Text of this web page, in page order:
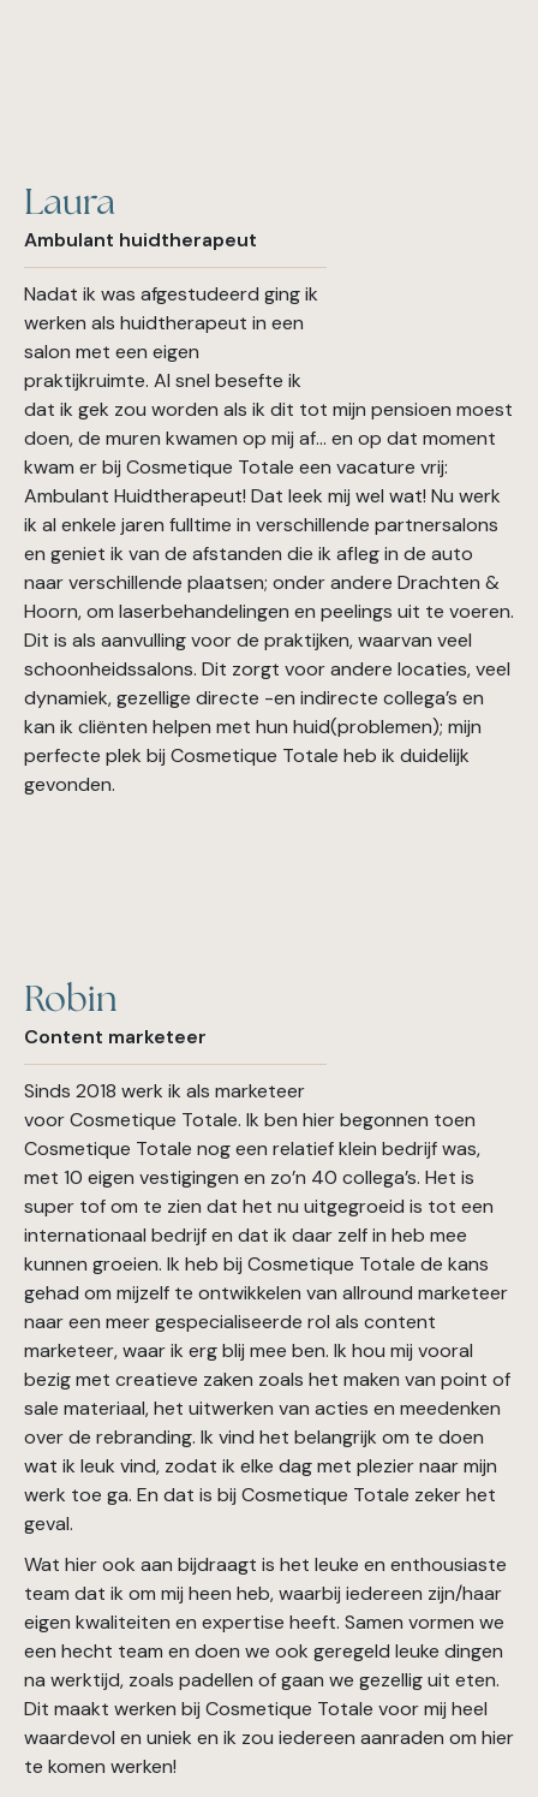
Laura
Ambulant huidtherapeut
Nadat ik was afgestudeerd ging ik
werken als huidtherapeut in een
salon met een eigen
praktijkruimte. Al snel besefte ik
dat ik gek zou worden als ik dit tot mijn pensioen moest
doen, de muren kwamen op mij af… en op dat moment
kwam er bij Cosmetique Totale een vacature vrij:
Ambulant Huidtherapeut! Dat leek mij wel wat! Nu werk
ik al enkele jaren fulltime in verschillende partnersalons
en geniet ik van de afstanden die ik afleg in de auto
naar verschillende plaatsen; onder andere Drachten &
Hoorn, om laserbehandelingen en peelings uit te voeren.
Dit is als aanvulling voor de praktijken, waarvan veel
schoonheidssalons. Dit zorgt voor andere locaties, veel
dynamiek, gezellige directe -en indirecte collega’s en
kan ik cliënten helpen met hun huid(problemen); mijn
perfecte plek bij Cosmetique Totale heb ik duidelijk
gevonden.
Robin
Content marketeer
Sinds 2018 werk ik als marketeer
voor Cosmetique Totale. Ik ben hier begonnen toen
Cosmetique Totale nog een relatief klein bedrijf was,
met 10 eigen vestigingen en zo’n 40 collega’s. Het is
super tof om te zien dat het nu uitgegroeid is tot een
internationaal bedrijf en dat ik daar zelf in heb mee
kunnen groeien. Ik heb bij Cosmetique Totale de kans
gehad om mijzelf te ontwikkelen van allround marketeer
naar een meer gespecialiseerde rol als content
marketeer, waar ik erg blij mee ben. Ik hou mij vooral
bezig met creatieve zaken zoals het maken van point of
sale materiaal, het uitwerken van acties en meedenken
over de rebranding. Ik vind het belangrijk om te doen
wat ik leuk vind, zodat ik elke dag met plezier naar mijn
werk toe ga. En dat is bij Cosmetique Totale zeker het
geval.
Wat hier ook aan bijdraagt is het leuke en enthousiaste
team dat ik om mij heen heb, waarbij iedereen zijn/haar
eigen kwaliteiten en expertise heeft. Samen vormen we
een hecht team en doen we ook geregeld leuke dingen
na werktijd, zoals padellen of gaan we gezellig uit eten.
Dit maakt werken bij Cosmetique Totale voor mij heel
waardevol en uniek en ik zou iedereen aanraden om hier
te komen werken!